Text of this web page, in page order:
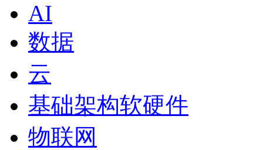
AI
数据
云
基础架构软硬件
物联网